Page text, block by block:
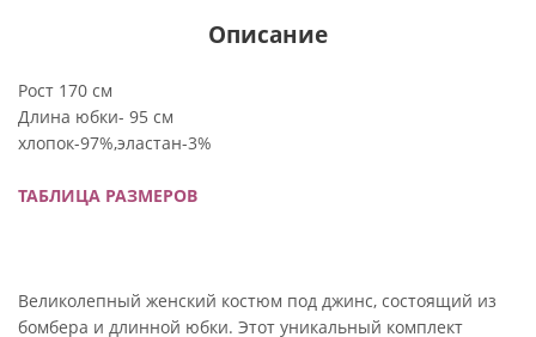
Описание
Рост 170 см
Длина юбки- 95 см
хлопок-97%,эластан-3%
ТАБЛИЦА РАЗМЕРОВ
Великолепный женский костюм под джинс, состоящий из
бомбера и длинной юбки. Этот уникальный комплект